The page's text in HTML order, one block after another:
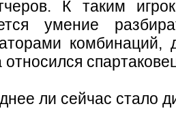
К таким
умение
комбинаций,
относился
ли сейчас стало